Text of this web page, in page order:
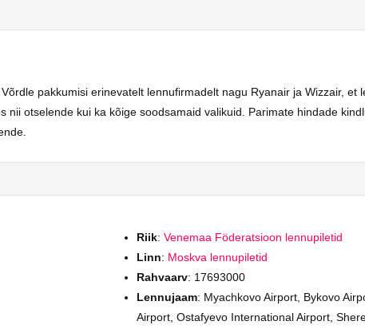
pakkumisi erinevatelt lennufirmadelt nagu Ryanair ja Wizzair, et
nii otselende kui ka kõige soodsamaid valikuid. Parimate hindade
Riik: Venemaa Föderatsioon lennupiletid
Linn: Moskva lennupiletid
Rahvaarv: 17693000
Lennujaam: Myachkovo Airport, Bykovo
Airport, Ostafyevo International Airport,